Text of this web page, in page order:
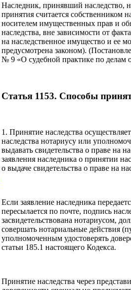
Наследник, принявший наследство,
принятия считается собственником
носителем имущественных прав и
наследства, вне зависимости от
на наследственное имущество и ее
предусмотрена законом).
№ 9 «О судебной практике по делам
Статья 1153. Способы
1. Принятие наследства
наследства нотариусу или
выдавать свидетельства о праве на
заявления наследника о принятии
о выдаче свидетельства о праве на
Если заявление наследника
пересылается по почте, подпись
засвидетельствована нотариусом,
совершать нотариальные действия
уполномоченным удостоверять
статьи 185.1 настоящего Кодекса.
Принятие наследства через